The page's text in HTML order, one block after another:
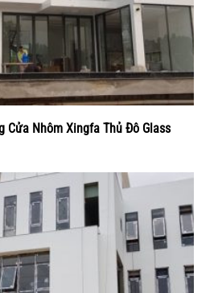
Cửa Nhôm Xingfa Thủ Đô Glass